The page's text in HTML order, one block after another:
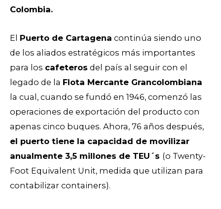
Colombia.
El Puerto de Cartagena continúa siendo uno
de los aliados estratégicos más importantes
para los cafeteros del país al seguir con el
legado de la Flota Mercante Grancolombiana
la cual, cuando se fundó en 1946, comenzó las
operaciones de exportación del producto con
apenas cinco buques. Ahora, 76 años después,
el puerto tiene la capacidad de movilizar
anualmente 3,5 millones de TEU´s (o Twenty-
Foot Equivalent Unit, medida que utilizan para
contabilizar containers).